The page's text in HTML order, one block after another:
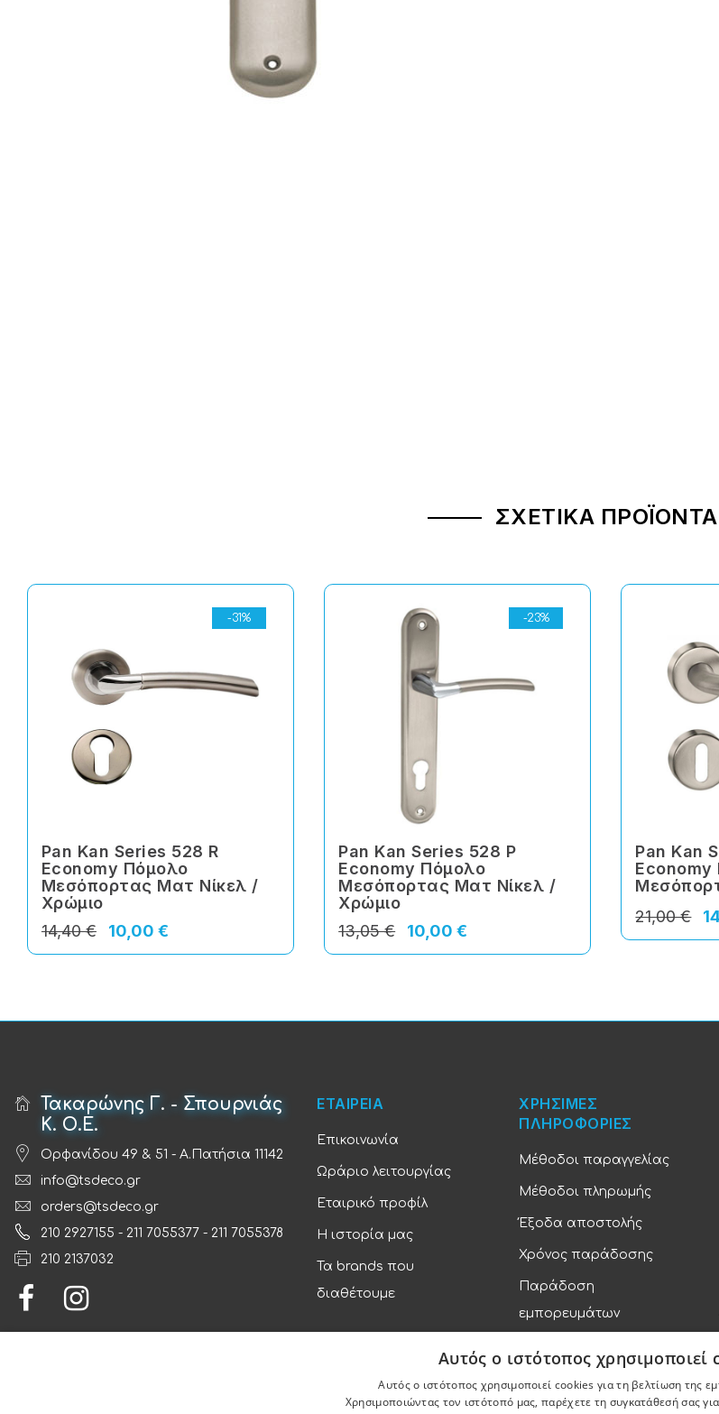
ΣΧΕΤΙΚΆ ΠΡΟΪΌΝΤΑ
-31%
Pan Kan Series 528 R
Economy Πόμολο
Μεσόπορτας Ματ Νίκελ /
Χρώμιο
10,00 €
14,40 €
-23%
Pan Kan Series 528 P
Economy Πόμολο
Μεσόπορτας Ματ Νίκελ /
Χρώμιο
10,00 €
13,05 €
Pan Kan
Economy
21,00 €
Τακαρώνης Γ. - Σπουρνιάς
Κ. Ο.Ε.
Ορφανίδου 49 & 51 - Α.Πατήσια 11142
info@tsdeco.gr
orders@tsdeco.gr
210 2927155 - 211 7055377 - 211 7055378
210 2137032
ΕΤΑΙΡΕΙΑ
Επικοινωνία
Ωράριο λειτουργίας
Εταιρικό προφίλ
Η ιστορία μας
Τα brands που
διαθέτουμε
ΧΡΗΣΙΜΕΣ
ΠΛΗΡΟΦΟΡΙΕΣ
Μέθοδοι παραγγελίας
Μέθοδοι πληρωμής
Έξοδα αποστολής
Χρόνος παράδοσης
Παράδοση
εμπορευμάτων
Αυτός ο ιστότοπος χρησιμοποιεί
Αυτός ο ιστότοπος χρησιμοποιεί cookies για τη βελτίωση της
Χρησιμοποιώντας τον ιστότοπό μας, παρέχετε τη συγκατάθεσή σας